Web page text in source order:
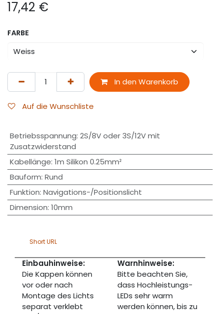
17,42 €
FARBE
In den Warenkorb
Auf die Wunschliste
Betriebsspannung: 2S/8V oder 3S/12V mit
Zusatzwiderstand
Kabellänge: 1m Silikon 0.25mm²
Bauform: Rund
Funktion: Navigations-/Positionslicht
Dimension: 10mm
Short URL
Einbauhinweise:
Die Kappen können
vor oder nach
Montage des Lichts
separat verklebt
Warnhinweise:
Bitte beachten Sie,
dass Hochleistungs-
LEDs sehr warm
werden können, bis zu